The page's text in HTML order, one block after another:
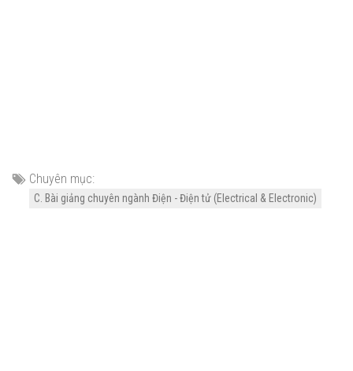
Chuyên mục:
C. Bài giảng chuyên ngành Điện - Điện tử (Electrical & Electronic)